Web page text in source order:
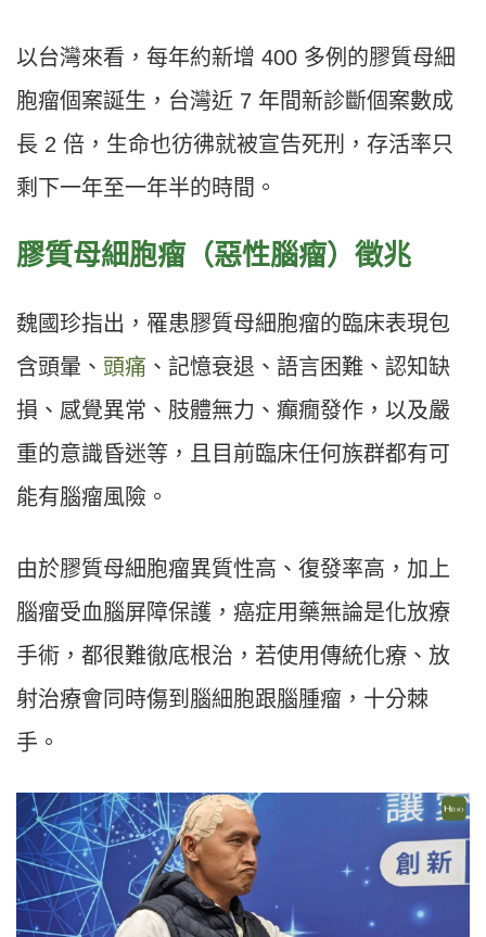
以台灣來看，每年約新增 400 多例的膠質母細
胞瘤個案誕生，台灣近 7 年間新診斷個案數成
長 2 倍，生命也彷彿就被宣告死刑，存活率只
剩下一年至一年半的時間。
膠質母細胞瘤（惡性腦瘤）徵兆
魏國珍指出，罹患膠質母細胞瘤的臨床表現包
含頭暈、 頭痛 、記憶衰退、語言困難、認知缺
損、感覺異常、肢體無力、癲癇發作，以及嚴
重的意識昏迷等，且目前臨床任何族群都有可
能有腦瘤風險。
由於膠質母細胞瘤異質性高、復發率高，加上
腦瘤受血腦屏障保護，癌症用藥無論是化放療
手術，都很難徹底根治，若使用傳統化療、放
射治療會同時傷到腦細胞跟腦腫瘤，十分棘
手。